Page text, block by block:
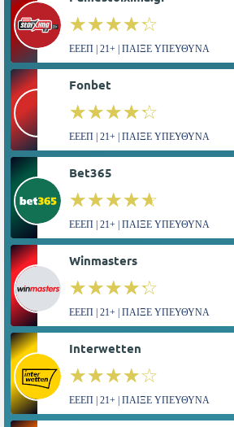
☆☆☆☆☆
★★★★★
ΕΕΕΠ | 21+ | ΠΑΙΞΕ ΥΠΕΥΘΥΝΑ
Fonbet
☆☆☆☆☆
★★★★★
ΕΕΕΠ | 21+ | ΠΑΙΞΕ ΥΠΕΥΘΥΝΑ
Bet365
☆☆☆☆☆
★★★★★
ΕΕΕΠ | 21+ | ΠΑΙΞΕ ΥΠΕΥΘΥΝΑ
Winmasters
☆☆☆☆☆
★★★★★
ΕΕΕΠ | 21+ | ΠΑΙΞΕ ΥΠΕΥΘΥΝΑ
Interwetten
☆☆☆☆☆
★★★★★
ΕΕΕΠ | 21+ | ΠΑΙΞΕ ΥΠΕΥΘΥΝΑ